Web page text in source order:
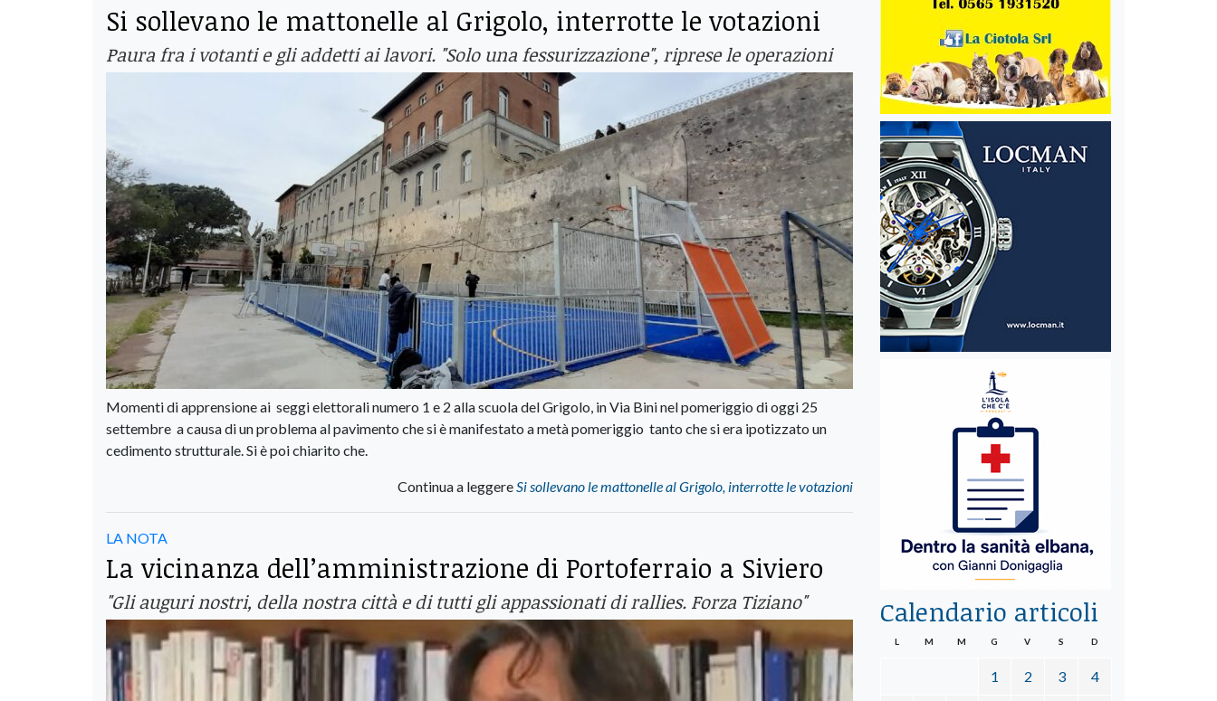
Si sollevano le mattonelle al Grigolo, interrotte le votazioni
Paura fra i votanti e gli addetti ai lavori. "Solo una fessurizzazione", riprese le operazioni
Momenti di apprensione ai seggi elettorali numero 1 e 2 alla scuola del Grigolo, in Via Bini nel pomeriggio di oggi 25
settembre a causa di un problema al pavimento che si è manifestato a metà pomeriggio tanto che si era ipotizzato un
cedimento strutturale. Si è poi chiarito che.
Continua a leggere Si sollevano le mattonelle al Grigolo, interrotte le votazioni
LA NOTA
La vicinanza dell’amministrazione di Portoferraio a Siviero
"Gli auguri nostri, della nostra città e di tutti gli appassionati di rallies. Forza Tiziano" Calendario articoli
L M M G V S D
1 2 3 4